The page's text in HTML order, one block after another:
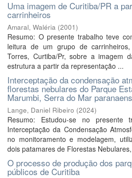
Uma imagem de Curitiba/PR a
carrinheiros
Amaral, Waléria (2001)
Resumo: O presente trabalho teve
leitura de um grupo de
Torres, Curtiba/Pr, sobre a imagem
estrutura a partir da representação ...
Interceptação da condensação
florestas nebulares do Parque
Marumbi, Serra do Mar
Lange, Daniel Ribeiro (2024)
Resumo: Estudou-se no presente
Interceptação da Condensação
no monitoramento e modelagem,
dois patamares de Florestas
O processo de produção dos
públicos de Curitiba